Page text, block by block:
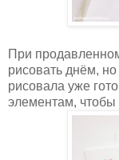
При
рисовать днём,
рисовала уже
элементам,